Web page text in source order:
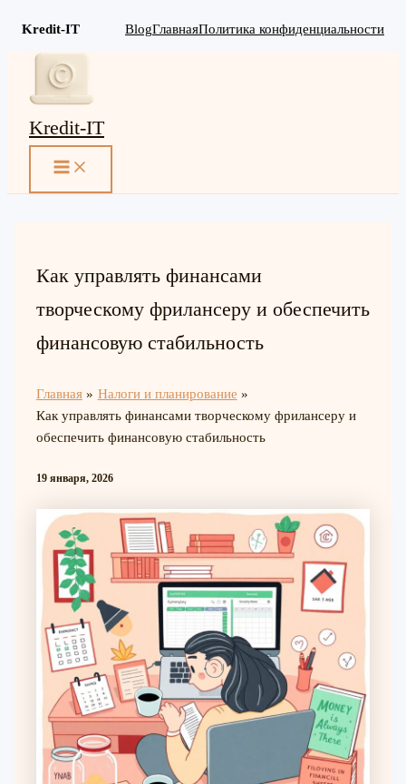
Kredit-IT BlogГлавнаяПолитика конфиденциальности
Перейти
содержимому
Kredit-IT
MAIN
Как управлять финансами
творческому фрилансеру и обеспечить
финансовую стабильность
Главная
Налоги и планирование
Как управлять финансами творческому фрилансеру и
обеспечить финансовую стабильность
19 января, 2026